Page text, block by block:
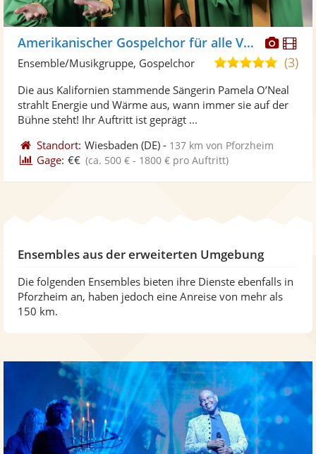
Fotos
Amerikanischer Gospelchor für alle Veranstaltungen
5,0
5
(3)
Ensemble/Musikgruppe, Gospelchor
Die aus Kalifornien stammende Sängerin Pamela O’Neal
strahlt Energie und Wärme aus, wann immer sie auf der
Bühne steht! Ihr Auftritt ist geprägt ...
Standort: Wiesbaden (DE) - 137 km von Pforzheim
Gage: €€ (ca. 500 € - 1800 € pro Auftritt)
Ensembles aus der erweiterten Umgebung
Die folgenden Ensembles bieten ihre Dienste ebenfalls in
Pforzheim an, haben jedoch eine Anreise von mehr als
150 km.